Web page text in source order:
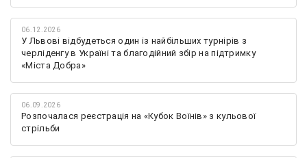
06.12.2026
У Львові відбудеться один із найбільших турнірів з
черліденгу в Україні та благодійний збір на підтримку
«Міста Добра»
06.09.2026
Розпочалася реєстрація на «Кубок Воїнів» з кульової
стрільби